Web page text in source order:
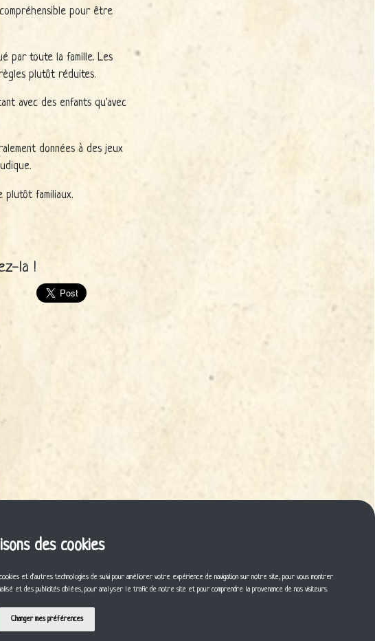
des cookies
et d'autres technologies de suivi pour améliorer votre expérience de navigation sur notre site, pour vous montrer
et des publicités ciblées, pour analyser le trafic de notre site et pour comprendre la provenance de nos visiteurs.
Changer mes préférences
pour être
par toute la famille. Les
plutôt réduites.
avec des enfants qu'avec
données à des jeux
plutôt familiaux.
la !